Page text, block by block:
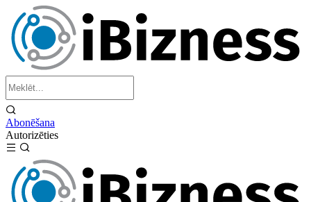
Abonēšana
Autorizēties